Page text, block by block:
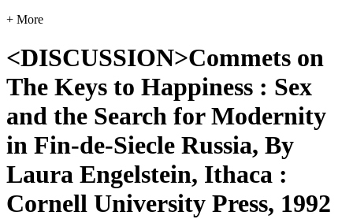
+ More
<DISCUSSION>Commets on
The Keys to Happiness : Sex
and the Search for Modernity
in Fin-de-Siecle Russia, By
Laura Engelstein, Ithaca :
Cornell University Press, 1992